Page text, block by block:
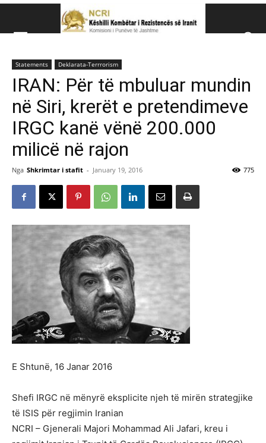
Këshillit Kombëtar të Rezistencës së Iranit (NCRI)
Statements Deklarata-Terrrorism
IRAN: Për të mbuluar mundin
në Siri, krerët e pretendimeve
IRGC kanë vënë 200.000
milicë në rajon
Nga Shkrimtar i stafit - January 19, 2016 775
E Shtunë, 16 Janar 2016
Shefi IRGC në mënyrë eksplicite njeh të mirën strategjike
të ISIS për regjimin Iranian
NCRI – Gjenerali Majori Mohammad Ali Jafari, kreu i